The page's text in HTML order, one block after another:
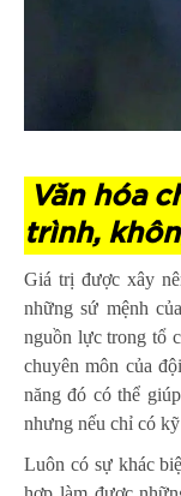
Văn hóa
trình,
Giá trị được xây
những sứ mệnh
nguồn lực trong tổ
chuyên môn của
năng đó có thể
nhưng nếu chỉ có
Luôn có sự khác